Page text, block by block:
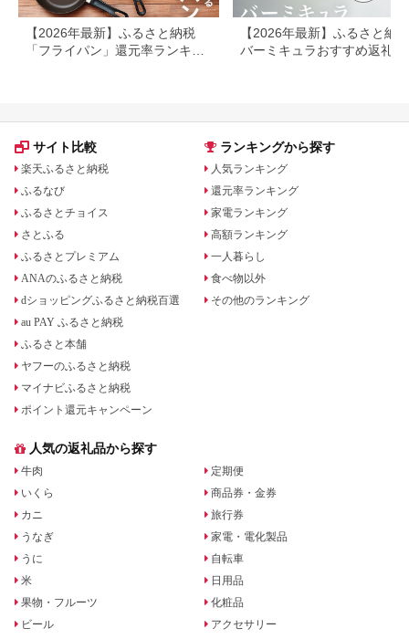
【2026年最新】ふるさと納税
「フライパン」還元率ランキン
【2026年最新】ふるさと納
バーミキュラおすすめ返礼品
サイト比較
楽天ふるさと納税
ふるなび
ふるさとチョイス
さとふる
ふるさとプレミアム
ANAのふるさと納税
dショッピングふるさと納税百選
au PAY ふるさと納税
ふるさと本舗
ヤフーのふるさと納税
マイナビふるさと納税
ポイント還元キャンペーン
ランキングから探す
人気ランキング
還元率ランキング
家電ランキング
高額ランキング
一人暮らし
食べ物以外
その他のランキング
人気の返礼品から探す
牛肉
いくら
カニ
うなぎ
うに
米
果物・フルーツ
ビール
定期便
商品券・金券
旅行券
家電・電化製品
自転車
日用品
化粧品
アクセサリー